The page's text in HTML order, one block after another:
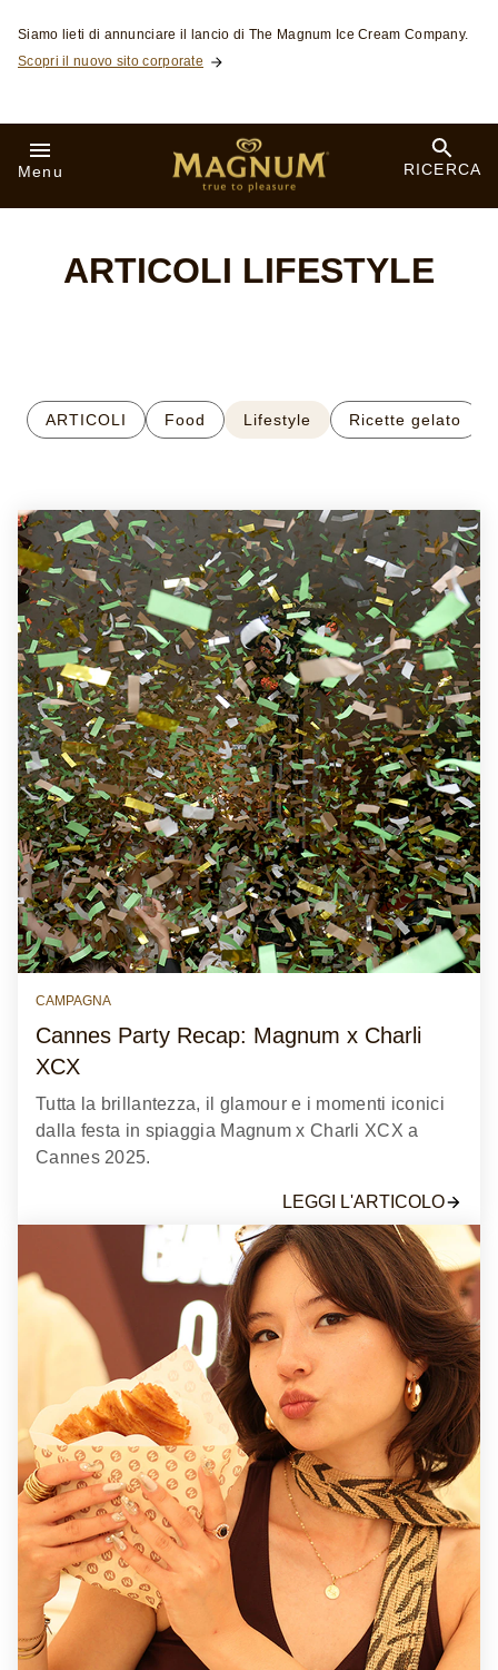
Skip to:
Siamo lieti di annunciare il lancio di The Magnum Ice Cream Company.
Scopri il nuovo sito corporate
Menu RICERCA
ARTICOLI LIFESTYLE
ARTICOLI Food Lifestyle Ricette gelato
CAMPAGNA
Cannes Party Recap: Magnum x Charli
XCX
Tutta la brillantezza, il glamour e i momenti iconici
dalla festa in spiaggia Magnum x Charli XCX a
Cannes 2025.
LEGGI L'ARTICOLO